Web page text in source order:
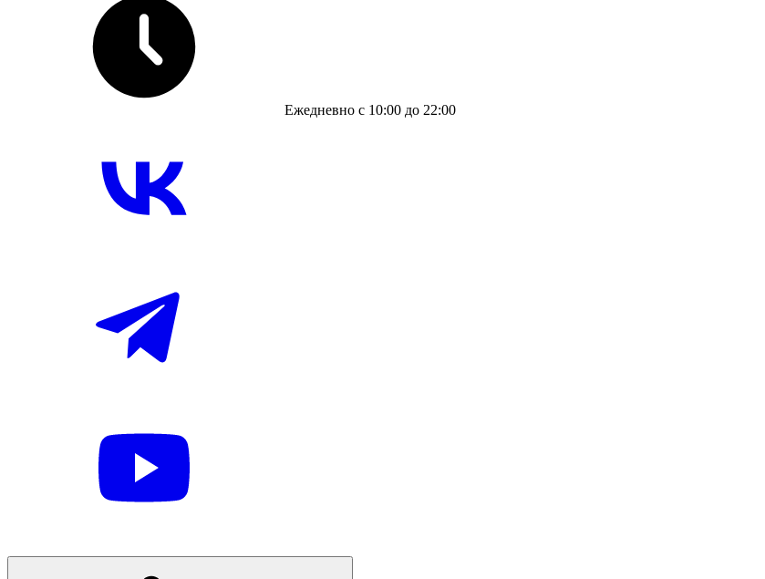
Ежедневно с 10:00 до 22:00